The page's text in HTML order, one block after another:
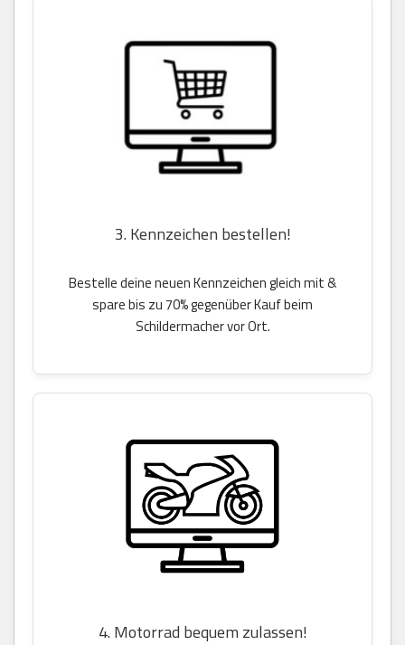
3. Kennzeichen bestellen!
Bestelle deine neuen Kennzeichen gleich mit &
spare bis zu 70% gegenüber Kauf beim
Schildermacher vor Ort.
4. Motorrad bequem zulassen!